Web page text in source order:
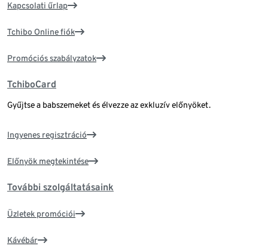
Kapcsolati űrlap
Tchibo Online fiók
Promóciós szabályzatok
TchiboCard
Gyűjtse a babszemeket és élvezze az exkluzív előnyöket.
Ingyenes regisztráció
Előnyök megtekintése
További szolgáltatásaink
Üzletek promóciói
Kávébár